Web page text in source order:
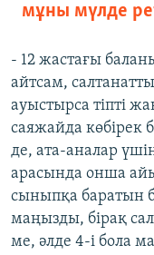
мұны мүлде
- 12 жастағы
айтсам,
ауыстырса тіпті
саяжайда көбірек
де, ата-аналар
арасында онша
сыныпқа баратын
маңызды, бірақ
ме, әлде 4-і бола